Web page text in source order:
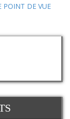
POINT DE VUE